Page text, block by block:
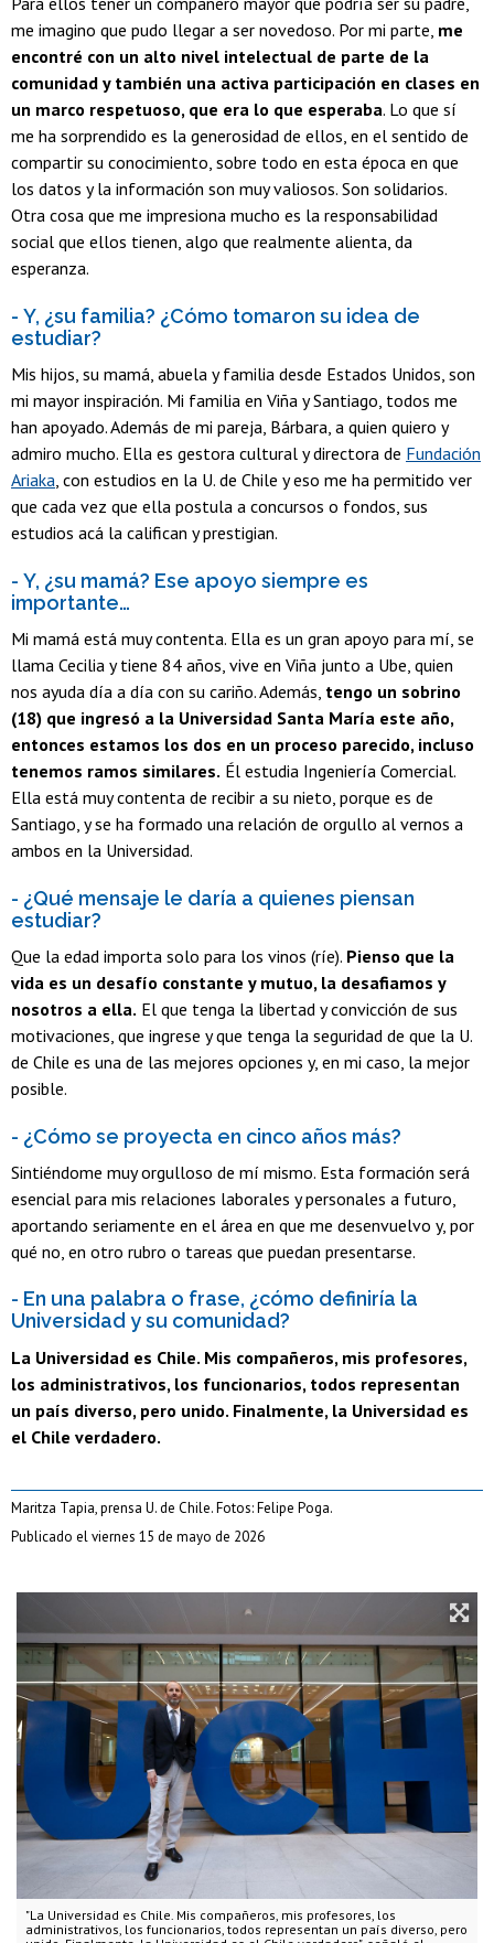
"La Universidad es Chile. Mis compañeros, mis profesores, los
administrativos, los funcionarios, todos representan un país diverso, pero
me imagino que pudo llegar a ser novedoso. Por mi parte, me
encontré con un alto nivel intelectual de parte de la
comunidad y también una activa participación en clases en
un marco respetuoso, que era lo que esperaba. Lo que sí
me ha sorprendido es la generosidad de ellos, en el sentido de
compartir su conocimiento, sobre todo en esta época en que
los datos y la información son muy valiosos. Son solidarios.
Otra cosa que me impresiona mucho es la responsabilidad
social que ellos tienen, algo que realmente alienta, da
esperanza.
- Y, ¿su familia? ¿Cómo tomaron su idea de
estudiar?
Mis hijos, su mamá, abuela y familia desde Estados Unidos, son
mi mayor inspiración. Mi familia en Viña y Santiago, todos me
han apoyado. Además de mi pareja, Bárbara, a quien quiero y
admiro mucho. Ella es gestora cultural y directora de Fundación
Ariaka, con estudios en la U. de Chile y eso me ha permitido ver
que cada vez que ella postula a concursos o fondos, sus
estudios acá la califican y prestigian.
- Y, ¿su mamá? Ese apoyo siempre es
importante…
Mi mamá está muy contenta. Ella es un gran apoyo para mí, se
llama Cecilia y tiene 84 años, vive en Viña junto a Ube, quien
nos ayuda día a día con su cariño. Además, tengo un sobrino
(18) que ingresó a la Universidad Santa María este año,
entonces estamos los dos en un proceso parecido, incluso
tenemos ramos similares. Él estudia Ingeniería Comercial.
Ella está muy contenta de recibir a su nieto, porque es de
Santiago, y se ha formado una relación de orgullo al vernos a
ambos en la Universidad.
- ¿Qué mensaje le daría a quienes piensan
estudiar?
Que la edad importa solo para los vinos (ríe). Pienso que la
vida es un desafío constante y mutuo, la desafiamos y
nosotros a ella. El que tenga la libertad y convicción de sus
motivaciones, que ingrese y que tenga la seguridad de que la U.
de Chile es una de las mejores opciones y, en mi caso, la mejor
posible.
- ¿Cómo se proyecta en cinco años más?
Sintiéndome muy orgulloso de mí mismo. Esta formación será
esencial para mis relaciones laborales y personales a futuro,
aportando seriamente en el área en que me desenvuelvo y, por
qué no, en otro rubro o tareas que puedan presentarse.
- En una palabra o frase, ¿cómo definiría la
Universidad y su comunidad?
La Universidad es Chile. Mis compañeros, mis profesores,
los administrativos, los funcionarios, todos representan
un país diverso, pero unido. Finalmente, la Universidad es
el Chile verdadero.
Maritza Tapia, prensa U. de Chile. Fotos: Felipe Poga.
Publicado el viernes 15 de mayo de 2026